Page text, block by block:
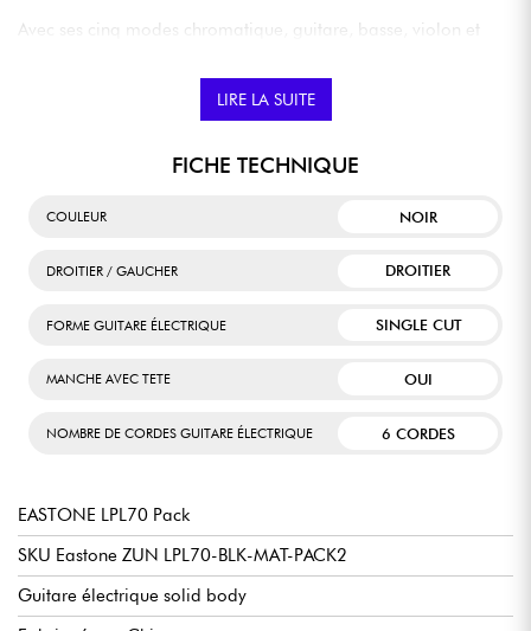
Avec ses cinq modes chromatique, guitare, basse, violon et
lisible en toute circonstance et dans toutes les postures grâce à
LIRE LA SUITE
FICHE TECHNIQUE
COULEUR NOIR
DROITIER / GAUCHER DROITIER
FORME GUITARE ÉLECTRIQUE SINGLE CUT
MANCHE AVEC TETE OUI
NOMBRE DE CORDES GUITARE ÉLECTRIQUE 6 CORDES
EASTONE LPL70 Pack
SKU Eastone ZUN LPL70-BLK-MAT-PACK2
Guitare électrique solid body